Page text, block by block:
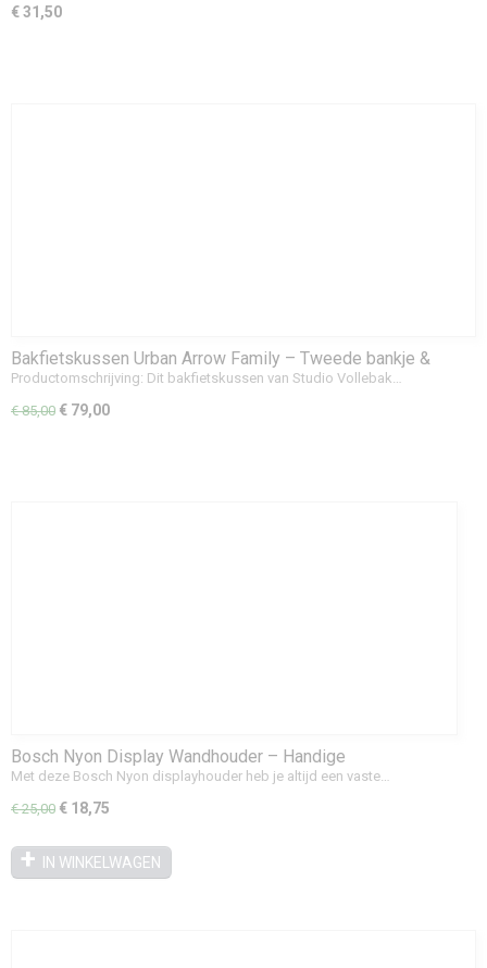
€ 31,50
Bakfietskussen Urban Arrow Family – Tweede bankje &
comfort
Productomschrijving: Dit bakfietskussen van Studio Vollebak…
€ 85,00 € 79,00
Bosch Nyon Display Wandhouder – Handige
Opbergoplossing voor je Bakfiet
Met deze Bosch Nyon displayhouder heb je altijd een vaste…
€ 25,00 € 18,75
IN WINKELWAGEN